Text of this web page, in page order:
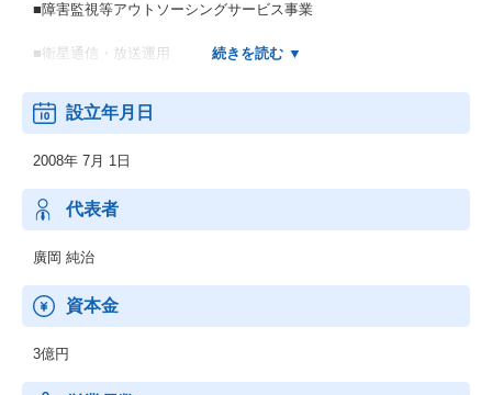
■障害監視等アウトソーシングサービス事業
■衛星通信・放送運用
■システム運用設計・構築
設立年月日
2008年 7月 1日
代表者
廣岡 純治
資本金
3億円